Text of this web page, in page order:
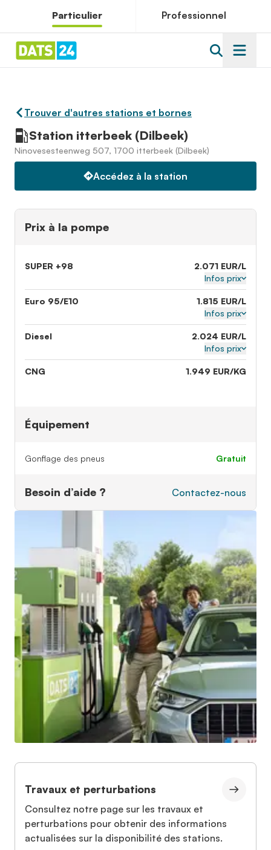
Particulier Professionnel
Trouver d'autres stations et bornes
Station itterbeek (Dilbeek)
Ninovesesteenweg 507, 1700 itterbeek (Dilbeek)
Accédez à la station
Prix à la pompe
SUPER +98
2.071 EUR/L
Infos prix
Euro 95/E10
1.815 EUR/L
Infos prix
Diesel
2.024 EUR/L
Infos prix
CNG 1.949 EUR/KG
Équipement
Gonflage des pneus gratuit
Besoin d’aide ? Contactez-nous
Travaux et perturbations
Consultez notre page sur les travaux et
perturbations pour obtenir des informations
actualisées sur la disponibilité des stations.